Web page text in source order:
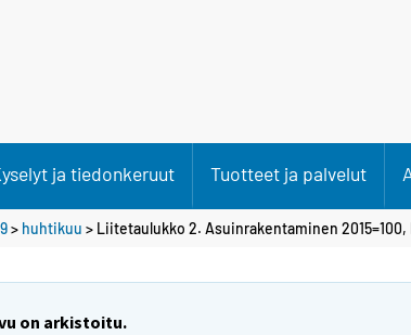
ja tiedonkeruut Tuotteet ja palvelut
> huhtikuu > Liitetaulukko 2. Asuinrakentaminen
on arkistoitu.